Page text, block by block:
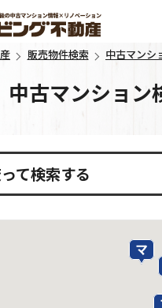
販売物件検索 中古マンシ
中古マンション
て検索する